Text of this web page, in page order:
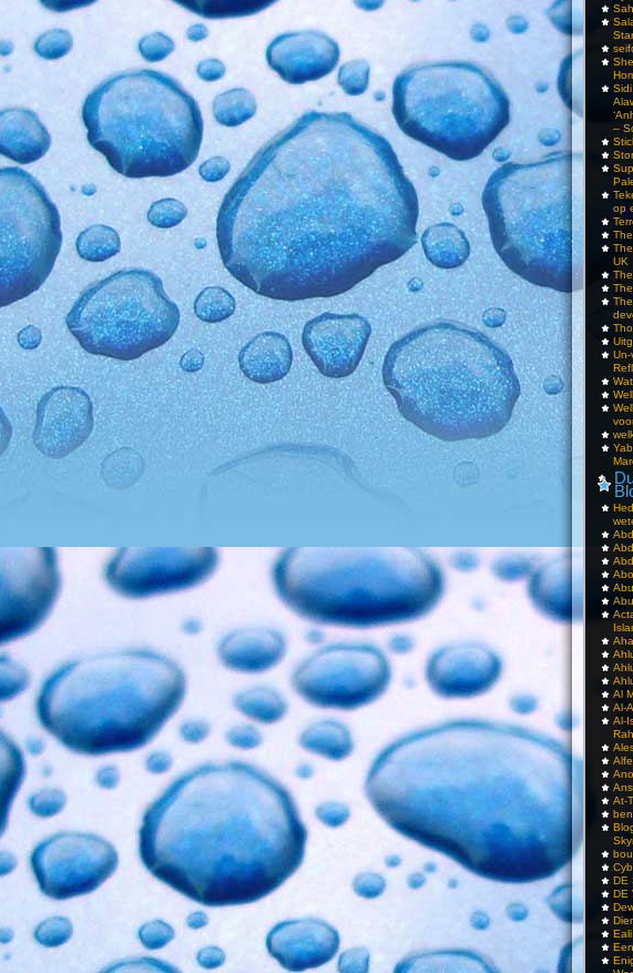
–
op
UK
Al
Al-
Al-
At-
DE
DE